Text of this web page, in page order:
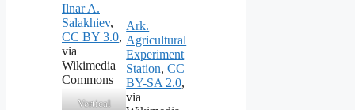
Ilnar A.
Salakhiev,
CC BY 3.0,
via
Wikimedia
Commons
Vertical
Ark.
Agricultural
Experiment
Station,CC
BY-SA 2.0,
via